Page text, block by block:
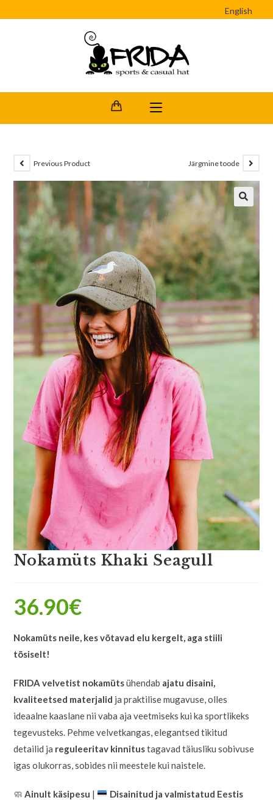
English
Previous Product Järgmine toode
Nokamüts Khaki Seagull
36.90€
Nokamüts neile, kes võtavad elu kergelt, aga stiili
tõsiselt!
FRIDA velvetist nokamütsühendab ajatu disaini,
kvaliteetsed materjalid ja praktilise mugavuse, olles
ideaalne kaaslane nii vaba aja veetmiseks kui ka sportlikeks
tegevusteks. Pehme velvetkangas, elegantsed tikitud
detailid ja reguleeritav kinnitustagavad täiusliku sobivuse
igas olukorras, sobides nii meestele kui naistele.
🧼Ainult käsipesu |
Disainitud ja valmistatud Eestis